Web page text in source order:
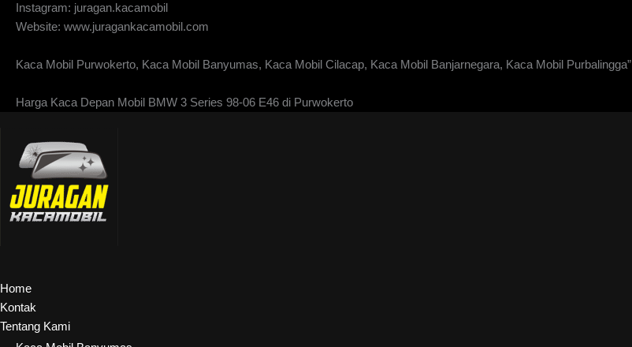
Instagram: juragan.kacamobil
Website: www.juragankacamobil.com
Kaca Mobil Purwokerto, Kaca Mobil Banyumas, Kaca Mobil Cilacap, Kaca Mobil Banjarnegara, Kaca Mobil Purbalingga”
Harga Kaca Depan Mobil BMW 3 Series 98-06 E46 di Purwokerto
Home
Kontak
Tentang Kami